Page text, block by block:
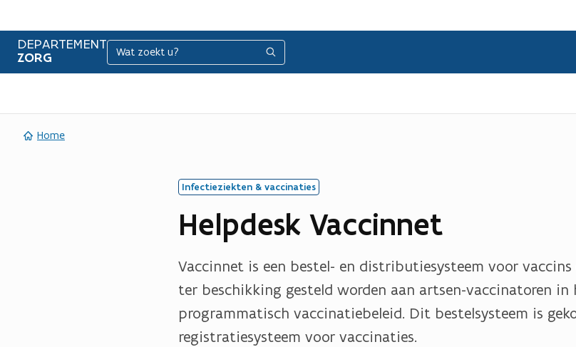
DEPARTEMENT
ZORG
Zoeken Zoeken
Home
Infectieziekten & vaccinaties
Helpdesk Vaccinnet
Vaccinnet is een bestel- en distributiesysteem voor
ter beschikking gesteld worden aan artsen-vaccinatoren in
programmatisch vaccinatiebeleid. Dit bestelsysteem is
registratiesysteem voor vaccinaties.